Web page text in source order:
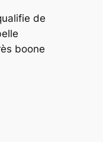
de
boone